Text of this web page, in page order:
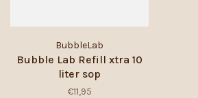
BubbleLab
Bubble Lab Refill xtra 10
liter sop
€11,95